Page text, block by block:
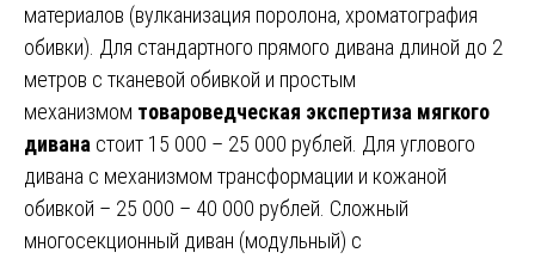
материалов (вулканизация поролона, хроматография
обивки). Для стандартного прямого дивана длиной до 2
метров с тканевой обивкой и простым
механизмом товароведческая экспертиза мягкого
дивана стоит 15 000 – 25 000 рублей. Для углового
дивана с механизмом трансформации и кожаной
обивкой – 25 000 – 40 000 рублей. Сложный
многосекционный диван (модульный) с